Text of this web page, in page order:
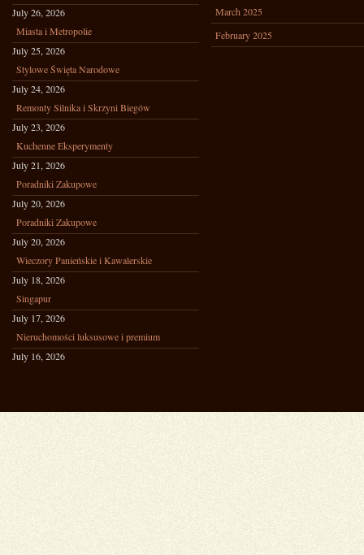
July 26, 2026
Miasta i Metropolie
July 25, 2026
Stylowe Święta Narodowe
July 24, 2026
Remonty Silnika i Skrzyni Biegów
July 23, 2026
Kuchenne Eksperymenty
July 21, 2026
Poradniki Zakupowe
July 20, 2026
Poradniki Zakupowe
July 20, 2026
Wieczory Panieńskie i Kawalerskie
July 18, 2026
Singapur
July 17, 2026
Nieruchomości luksusowe i premium
July 16, 2026
March 2025
February 2025